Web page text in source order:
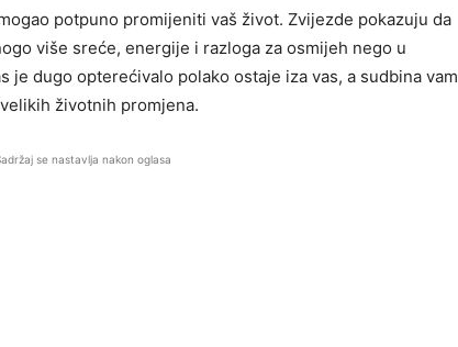
potpuno promijeniti vaš život. Zvijezde pokazuju da
više sreće, energije i razloga za osmijeh nego u
je dugo opterećivalo polako ostaje iza vas, a sudbina vam
životnih promjena.
se nastavlja nakon oglasa